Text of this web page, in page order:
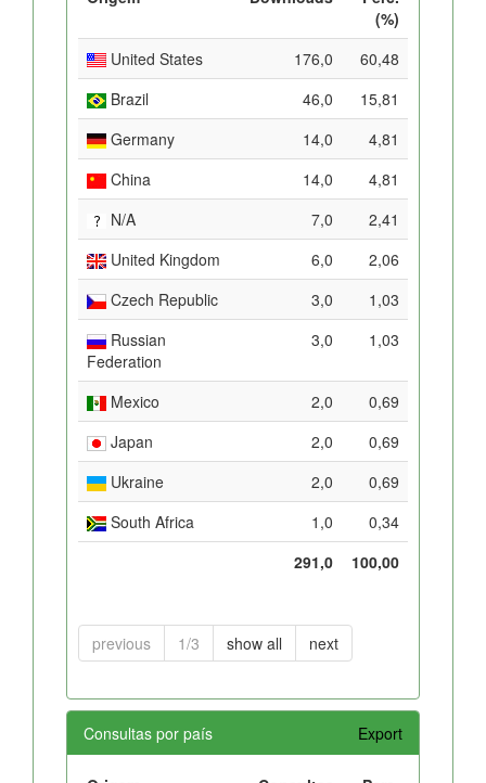
(%)
United States
176,0
60,48
Brazil
46,0
15,81
Germany
14,0
4,81
China
14,0
4,81
N/A
7,0
2,41
United Kingdom
6,0
2,06
Czech Republic
3,0
1,03
Russian
Federation
3,0 1,03
Mexico 2,0
0,69
Japan
2,0
0,69
Ukraine
2,0
0,69
South Africa
1,0
0,34
291,0
100,00
previous 1/3 show all next
Consultas por país Export